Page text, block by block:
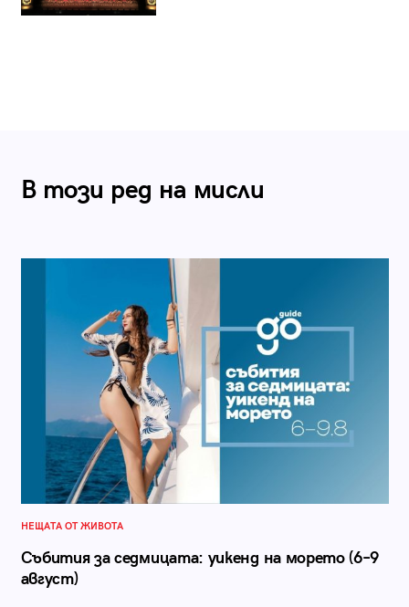
В този ред на мисли
НЕЩАТА ОТ ЖИВОТА
Събития за седмицата: уикенд на морето (6–9
август)